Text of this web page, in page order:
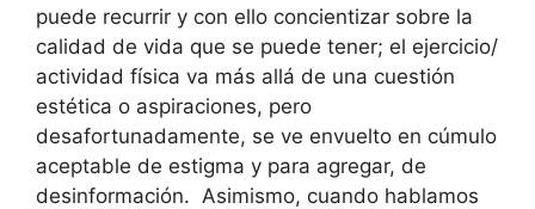
puede recurrir y con ello concientizar sobre la
calidad de vida que se puede tener; el ejercicio/
actividad física va más allá de una cuestión
estética o aspiraciones, pero
desafortunadamente, se ve envuelto en cúmulo
aceptable de estigma y para agregar, de
desinformación. Asimismo, cuando hablamos